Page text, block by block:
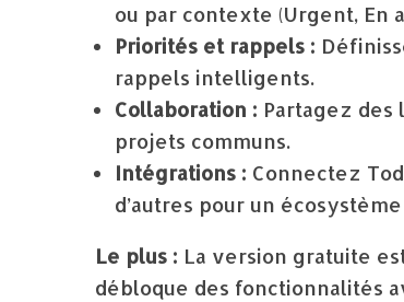
ou par contexte (Urgent, En
Priorités et rappels :
rappels intelligents.
Collaboration : Partagez
projets communs.
Intégrations : Connectez
d’autres pour un
Le plus : La version gratuite
débloque des fonctionnalités